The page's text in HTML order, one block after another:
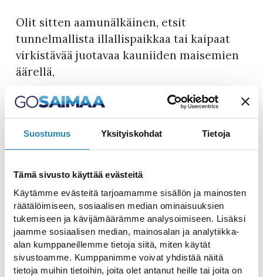
Suostumus Yksityiskohdat Tietoja
Tämä sivusto käyttää evästeitä
Käytämme evästeitä tarjoamamme sisällön ja mainosten
räätälöimiseen, sosiaalisen median ominaisuuksien
tukemiseen ja kävijämäärämme analysoimiseen. Lisäksi
jaamme sosiaalisen median, mainosalan ja analytiikka-
alan kumppaneillemme tietoja siitä, miten käytät
sivustoamme. Kumppanimme voivat yhdistää näitä
tietoja muihin tietoihin, joita olet antanut heille tai joita on
Olit sitten aamunälkäinen, etsit
tunnelmallista illallispaikkaa tai kaipaat
virkistävää juotavaa kauniiden maisemien
äärellä,
Hirsirannassa kaikki nämä ovat
Lomahovintie 3
56120 Ruokolahti
info@hirsiranta.fi
+358442318532
Verkkosivusto
Verkkokauppa